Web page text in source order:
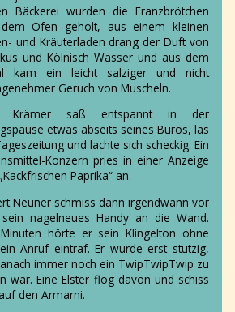
Bäckerei wurden die Franzbrötchen
Ofen geholt, aus einem kleinen
und Kräuterladen drang der Duft von
und Kölnisch Wasser und aus dem
kam ein leicht salziger und nicht
Geruch von Muscheln.
Krämer saß entspannt in der
etwas abseits seines Büros, las
und lachte sich scheckig. Ein
Konzern pries in einer Anzeige
Paprika“ an.
Neuner schmiss dann irgendwann vor
nagelneues Handy an die Wand.
hörte er sein Klingelton ohne
Anruf eintraf. Er wurde erst stutzig,
immer noch ein TwipTwipTwip zu
war. Eine Elster flog davon und schiss
den Armarni.